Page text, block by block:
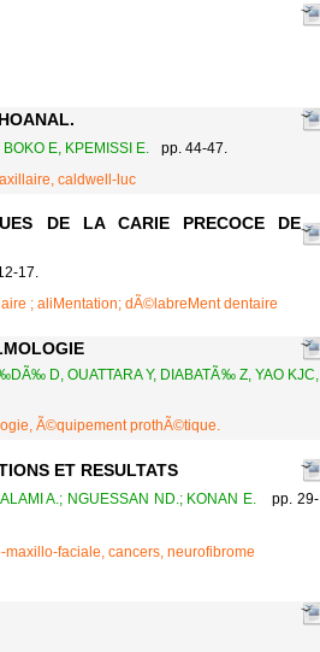
E, KPEMISSI E.
pp. 44-47.
caldwell-luc
DE LA CARIE PRECOCE DE
17.
; aliMentation; dÃ©labreMent dentaire
D, OUATTARA Y, DIABATÃ‰ Z, YAO KJC,
Ã©quipement prothÃ©tique.
ET RESULTATS
A.; NGUESSAN ND.; KONAN E.
pp. 29-
faciale, cancers, neurofibrome